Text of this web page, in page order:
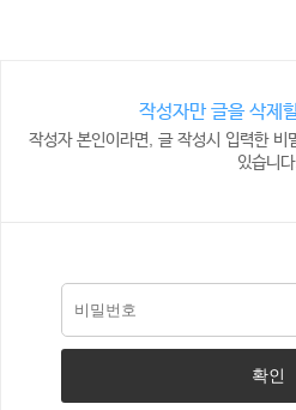
작성자만 글을 삭제
작성자 본인이라면, 글 작성시 입력한 비
있습니다.